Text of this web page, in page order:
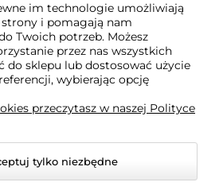
| metalu | betonu
im technologie umożliwiają
strony i pomagają nam
Twoich potrzeb. Możesz
przez nas wszystkich
do sklepu lub dostosować użycie
wybierając opcję
przeczytasz w naszej Polityce
tylko niezbędne